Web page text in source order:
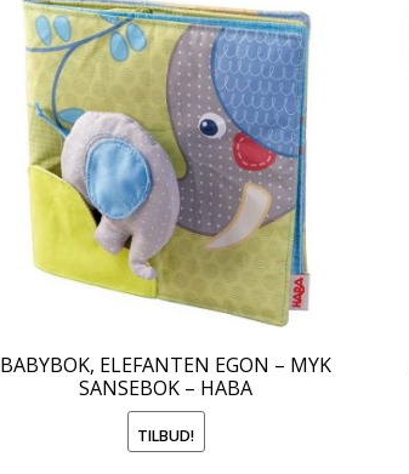
BABYBOK, ELEFANTEN EGON – MYK
SANSEBOK – HABA
TILBUD!